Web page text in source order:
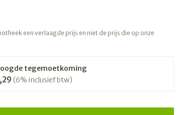
een verlaagde prijs en niet de prijs die op onze
tegemoetkoming
(6% inclusief btw)